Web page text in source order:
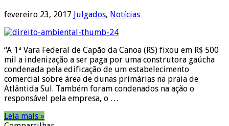
fevereiro 23, 2017 Julgados, Notícias
“A 1ª Vara Federal de Capão da Canoa (RS) fixou em R$ 500
mil a indenização a ser paga por uma construtora gaúcha
condenada pela edificação de um estabelecimento
comercial sobre área de dunas primárias na praia de
Atlântida Sul. Também foram condenados na ação o
responsável pela empresa, o …
Leia mais »